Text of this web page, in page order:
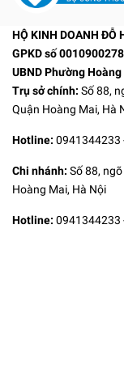
HỘ KINH DOANH ĐỖ
GPKD số
UBND Phường Hoàng
Trụ sở chính: Số 88,
Quận Hoàng Mai, Hà
Hotline: 0941344233
Chi nhánh: Số 88,
Hoàng Mai, Hà Nội
Hotline: 0941344233